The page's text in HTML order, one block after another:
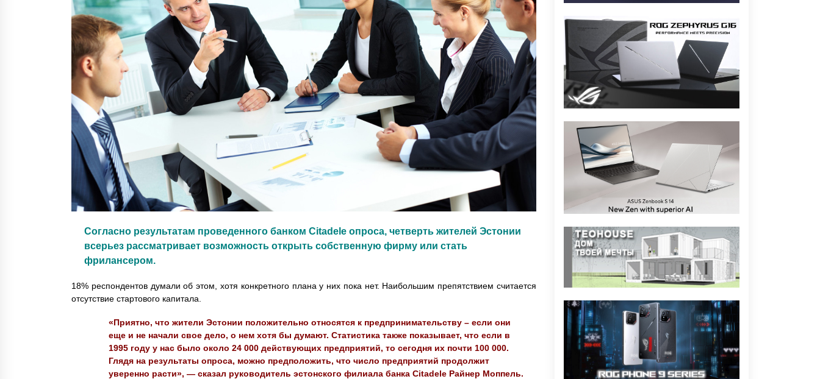
Согласно результатам проведенного банком Citadele опроса, четверть жителей Эстонии
всерьез рассматривает возможность открыть собственную фирму или стать
фрилансером.
18% респондентов думали об этом, хотя конкретного плана у них пока нет. Наибольшим препятствием считается
отсутствие стартового капитала.
«Приятно, что жители Эстонии положительно относятся к предпринимательству – если они
еще и не начали свое дело, о нем хотя бы думают. Статистика также показывает, что если в
1995 году у нас было около 24 000 действующих предприятий, то сегодня их почти 100 000.
Глядя на результаты опроса, можно предположить, что число предприятий продолжит
уверенно расти», — сказал руководитель эстонского филиала банка Citadele Райнер Моппель.